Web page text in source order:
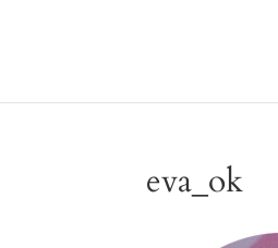
eva_ok